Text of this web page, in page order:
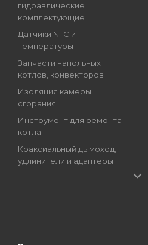
гидравлические
комплектующие
Датчики NTC и
температуры
Запчасти напольных
котлов, конвекторов
Изоляция камеры
сгорания
Инструмент для ремонта
котла
Коаксиальный дымоход,
удлинители и адаптеры